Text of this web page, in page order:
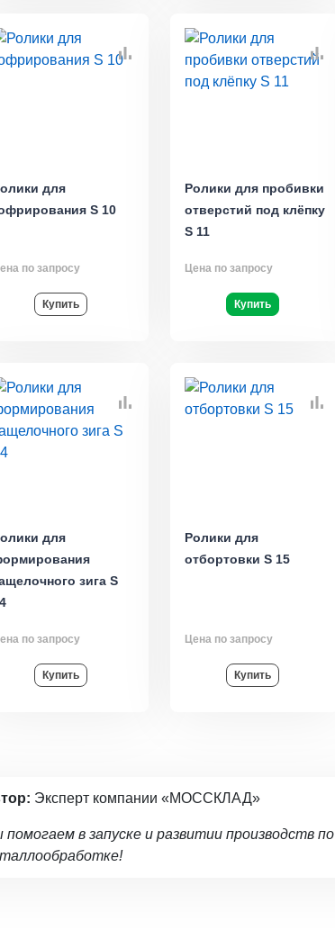
для
S 10
по запросу
Купить
Ролики для пробивки
отверстий под клёпку
S 11
Цена по запросу
Купить
для
зига S
по запросу
Купить
Ролики для
отбортовки S 15
Цена по запросу
Купить
Эксперт компании «МОССКЛАД»
в запуске и развитии производств по